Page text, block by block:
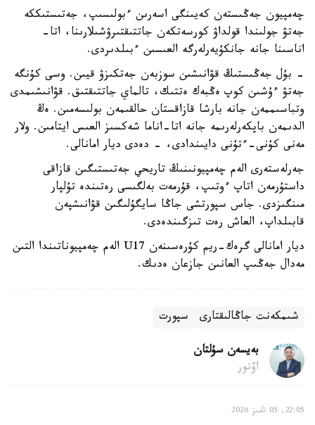
چەمپيون جەڭىستەن كەيىنگى اسەرىن ءبولىسىپ، جەتىستىككە
جەتۋ جولىندا قولداۋ كورسەتكەن جاتتىقتىرۋشىلارىنا، اتا-
اناسىنا جانە جانكۇيەرلەرگە العىسىن ءبىلدىردى.
- بۇل جەڭىستىڭ قۋانىشىن سوزبەن جەتكىزۋ قيىن. وسى كۇنگە
جەتۋ ءۇشىن كوپ ەڭبەك ەتتىك، تالماي جاتتىقتىق. قۋانىشىمدى
وتباسىممەن جانە بارشا قازاقستان حالقىمەن بولىسەمىن. ەڭ
الدىمەن باپكەرلەرىمە جانە اتا-اناما شەكسىز العىس ايتامىن. ولار
مەنى كۇنى-ءتۇنى دايىندادى، - دەدى ديار امانالى.
جەرلەستەرى الەم چەمپيونىنىڭ تاريحي جەتىستىگىن قازاقى
داستۇرمەن اتاپ ءوتىپ، قۇرمەت بەلگىسى رەتىندە تۇلپار
مىنگىزدى. جاس سپورتشى جاڭا سايگۇلىگىن قۋانىشپەن
قابىلداپ، العاش رەت تىزگىندەدى.
ديار امانالى گرەك-ريم كۇرەسىنەن U17 الەم چەمپيوناتىندا التىن
مەدال جەڭىپ العانىن جازعان ەدىك.
شىمكەنت جاڭالىقتارى سپورت
بەيسەن سۇلتان
اۆتور
22:05, 05 تامىز 2026